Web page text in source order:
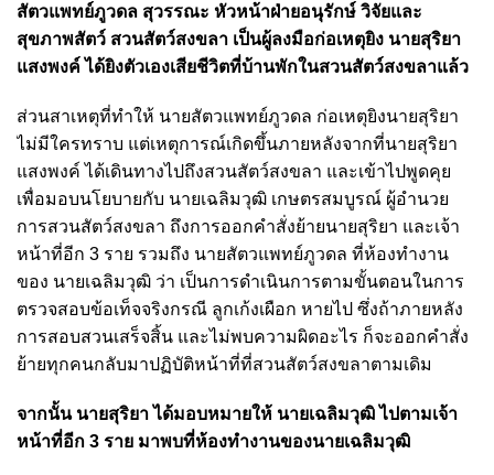
สัตวแพทย์ภูวดล สุวรรณะ หัวหน้าฝ่ายอนุรักษ์ วิจัยและ
สุขภาพสัตว์ สวนสัตว์สงขลา เป็นผู้ลงมือก่อเหตุยิง นายสุริยา
แสงพงค์ ได้ยิงตัวเองเสียชีวิตที่บ้านพักในสวนสัตว์สงขลาแล้ว
ส่วนสาเหตุที่ทำให้ นายสัตวแพทย์ภูวดล ก่อเหตุยิงนายสุริยา
ไม่มีใครทราบ แต่เหตุการณ์เกิดขึ้นภายหลังจากที่นายสุริยา
แสงพงค์ ได้เดินทางไปถึงสวนสัตว์สงขลา และเข้าไปพูดคุย
เพื่อมอบนโยบายกับ นายเฉลิมวุฒิ เกษตรสมบูรณ์ ผู้อำนวย
การสวนสัตว์สงขลา ถึงการออกคำสั่งย้ายนายสุริยา และเจ้า
หน้าที่อีก 3 ราย รวมถึง นายสัตวแพทย์ภูวดล ที่ห้องทำงาน
ของ นายเฉลิมวุฒิ ว่า เป็นการดำเนินการตามขั้นตอนในการ
ตรวจสอบข้อเท็จจริงกรณี ลูกเก้งเผือก หายไป ซึ่งถ้าภายหลัง
การสอบสวนเสร็จสิ้น และไม่พบความผิดอะไร ก็จะออกคำสั่ง
ย้ายทุกคนกลับมาปฏิบัติหน้าที่ที่สวนสัตว์สงขลาตามเดิม
จากนั้น นายสุริยา ได้มอบหมายให้ นายเฉลิมวุฒิ ไปตามเจ้า
หน้าที่อีก 3 ราย มาพบที่ห้องทำงานของนายเฉลิมวุฒิ